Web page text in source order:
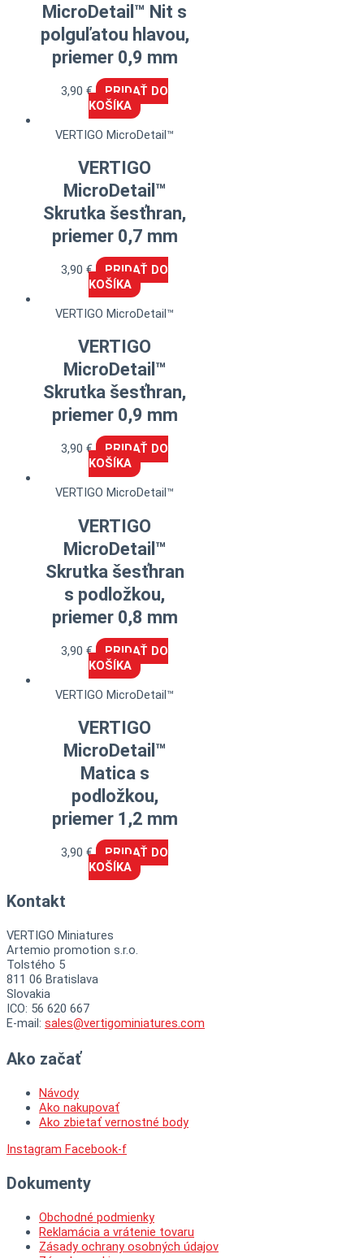
MicroDetail™ Nit s
polguľatou hlavou,
priemer 0,9 mm
3,90€
PRIDAŤ DO
KOŠÍKA
VERTIGO MicroDetail™
VERTIGO
MicroDetail™
Skrutka šesťhran,
priemer 0,7 mm
3,90€
PRIDAŤ DO
KOŠÍKA
VERTIGO MicroDetail™
VERTIGO
MicroDetail™
Skrutka šesťhran,
priemer 0,9 mm
3,90€
PRIDAŤ DO
KOŠÍKA
VERTIGO MicroDetail™
VERTIGO
MicroDetail™
Skrutka šesťhran
s podložkou,
priemer 0,8 mm
3,90€
PRIDAŤ DO
KOŠÍKA
VERTIGO MicroDetail™
VERTIGO
MicroDetail™
Matica s
podložkou,
priemer 1,2 mm
3,90€
PRIDAŤ DO
KOŠÍKA
Kontakt
VERTIGO Miniatures
Artemio promotion s.r.o.
Tolstého 5
811 06 Bratislava
Slovakia
ICO: 56 620 667
E-mail: sales@vertigominiatures.com
Ako začať
Návody
Ako nakupovať
Ako zbietať vernostné body
Instagram Facebook-f
Dokumenty
Obchodné podmienky
Reklamácia a vrátenie tovaru
Zásady ochrany osobných údajov